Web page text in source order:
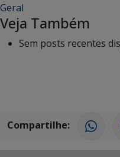
Geral
Veja Também
Sem posts recentes
Compartilhe: